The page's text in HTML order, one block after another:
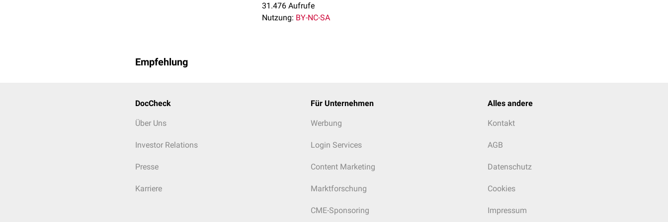
31.476 Aufrufe
Nutzung: BY-NC-SA
Empfehlung
DocCheck
Über Uns
Investor Relations
Presse
Karriere
Für Unternehmen
Werbung
Login Services
Content Marketing
Marktforschung
CME-Sponsoring
Alles andere
Kontakt
AGB
Datenschutz
Cookies
Impressum